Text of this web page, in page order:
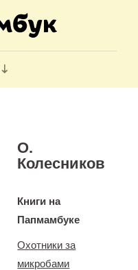
О.
Колесников
Книги на
Папмамбуке
Охотники за
микробами